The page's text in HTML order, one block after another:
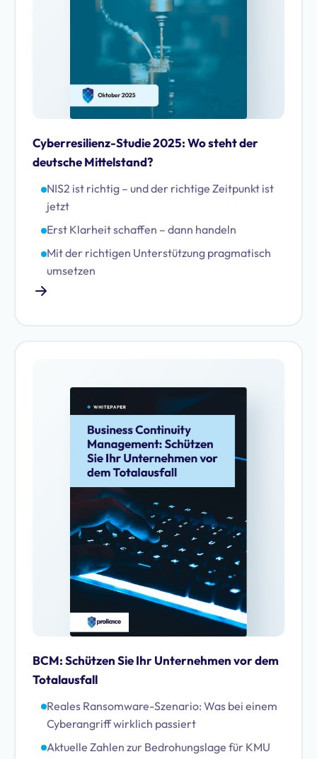
Cyberresilienz-Studie 2025: Wo steht der
deutsche Mittelstand?
NIS2 ist richtig – und der richtige Zeitpunkt ist
jetzt
Erst Klarheit schaffen – dann handeln
Mit der richtigen Unterstützung pragmatisch
umsetzen
BCM: Schützen Sie Ihr Unternehmen vor dem
Totalausfall
Reales Ransomware-Szenario: Was bei einem
Cyberangriff wirklich passiert
Aktuelle Zahlen zur Bedrohungslage für KMU